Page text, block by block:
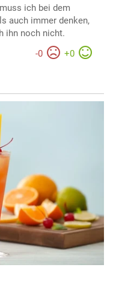
ich bei dem
auch immer denken,
ihn noch nicht.
-0 +0